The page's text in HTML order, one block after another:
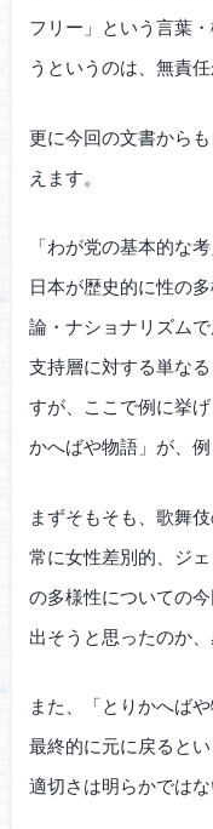
フリー」という言葉
うというのは、無責任
更に今回の文書から
えます。
「わが党の基本的な
日本が歴史的に性の
論・ナショナリズム
支持層に対する単な
すが、ここで例に挙
かへばや物語」が、例
まずそもそも、歌舞
常に女性差別的、ジ
の多様性についての
出そうと思ったのか
また、「とりかへば
最終的に元に戻ると
適切さは明らかではな